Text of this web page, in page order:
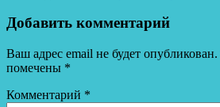
Добавить комментарий
Ваш адрес email не будет опубликован.
помечены *
Комментарий *